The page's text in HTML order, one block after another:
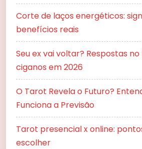
Corte de laços energéticos:
benefícios reais
Seu ex vai voltar? Respostas
ciganos em 2026
O Tarot Revela o Futuro?
Funciona a Previsão
Tarot presencial x online:
escolher